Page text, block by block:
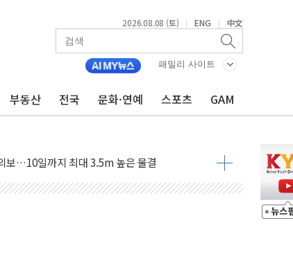
2026.08.08 (토) | ENG | 中文
패밀리 사이트
부동산 전국 문화·연예 스포츠 GAM
' 받아친 정청래…제주 연설서 신경전 고조
지시…與 "적극 환영"·野 "졸속 국정"
23명…정부, 비상대응기구 가동
베이징도 부동산 규제 철폐
져…온열질환 여부 조사